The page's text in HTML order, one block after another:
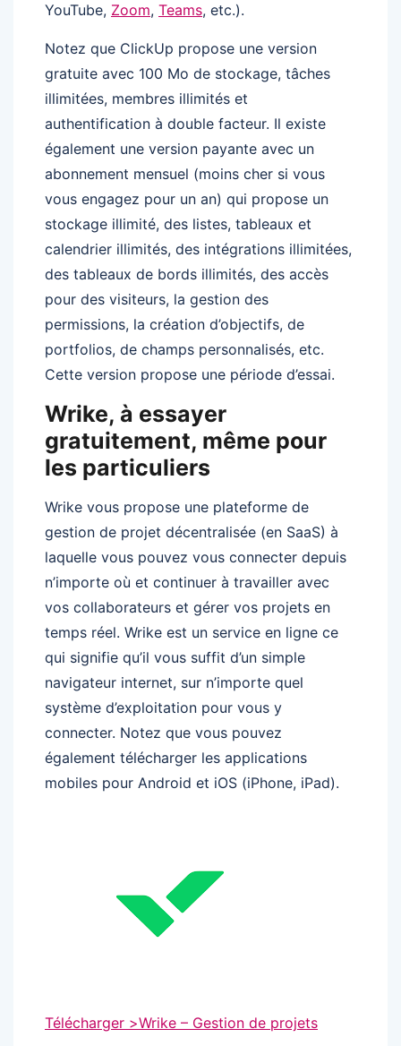
YouTube, Zoom, Teams, etc.).
Notez que ClickUp propose une version
gratuite avec 100 Mo de stockage, tâches
illimitées, membres illimités et
authentification à double facteur. Il existe
également une version payante avec un
abonnement mensuel (moins cher si vous
vous engagez pour un an) qui propose un
stockage illimité, des listes, tableaux et
calendrier illimités, des intégrations illimitées,
des tableaux de bords illimités, des accès
pour des visiteurs, la gestion des
permissions, la création d’objectifs, de
portfolios, de champs personnalisés, etc.
Cette version propose une période d’essai.
Wrike, à essayer
gratuitement, même pour
les particuliers
Wrike vous propose une plateforme de
gestion de projet décentralisée (en SaaS) à
laquelle vous pouvez vous connecter depuis
n’importe où et continuer à travailler avec
vos collaborateurs et gérer vos projets en
temps réel. Wrike est un service en ligne ce
qui signifie qu’il vous suffit d’un simple
navigateur internet, sur n’importe quel
système d’exploitation pour vous y
connecter. Notez que vous pouvez
également télécharger les applications
mobiles pour Android et iOS (iPhone, iPad).
Télécharger >Wrike – Gestion de projets